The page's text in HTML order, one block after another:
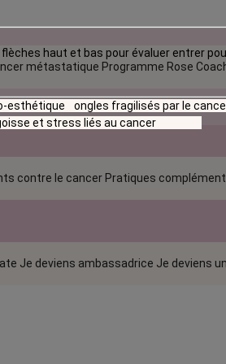
métastatique Programme Rose
contre le cancer Pratiques
Je deviens ambassadrice Je deviens
haut et bas pour évaluer entrer
esthétique ongles fragilisés par le
et stress liés au cancer